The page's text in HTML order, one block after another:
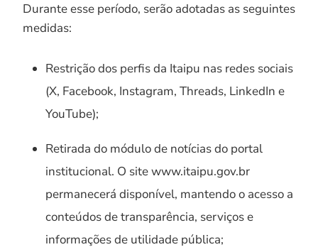
Durante esse período, serão adotadas as seguintes
medidas:
Restrição dos perfis da Itaipu nas redes sociais
(X, Facebook, Instagram, Threads, LinkedIn e
YouTube);
Retirada do módulo de notícias do portal
institucional. O site www.itaipu.gov.br
permanecerá disponível, mantendo o acesso a
conteúdos de transparência, serviços e
informações de utilidade pública;